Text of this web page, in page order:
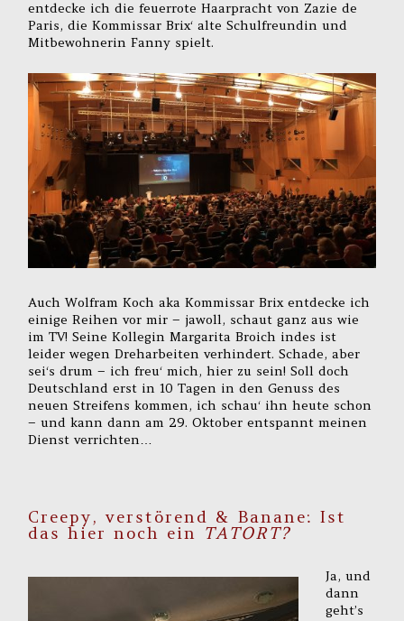
entdecke ich die feuerrote Haarpracht von Zazie de
Paris, die Kommissar Brix‘ alte Schulfreundin und
Mitbewohnerin Fanny spielt.
Auch Wolfram Koch aka Kommissar Brix entdecke ich
einige Reihen vor mir – jawoll, schaut ganz aus wie
im TV! Seine Kollegin Margarita Broich indes ist
leider wegen Dreharbeiten verhindert. Schade, aber
sei‘s drum – ich freu‘ mich, hier zu sein! Soll doch
Deutschland erst in 10 Tagen in den Genuss des
neuen Streifens kommen, ich schau‘ ihn heute schon
– und kann dann am 29. Oktober entspannt meinen
Dienst verrichten…
Creepy, verstörend & Banane: Ist
das hier noch ein TATORT?
Ja, und
dann
geht’s